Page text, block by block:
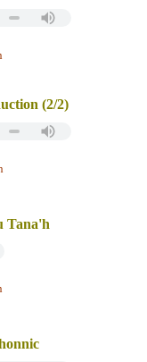
(2/2)
Tana'h